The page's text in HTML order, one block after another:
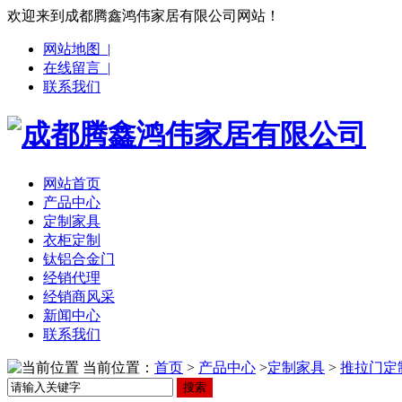
欢迎来到成都腾鑫鸿伟家居有限公司网站！
网站地图 |
在线留言 |
联系我们
网站首页
产品中心
定制家具
衣柜定制
钛铝合金门
经销代理
经销商风采
新闻中心
联系我们
当前位置： 首页 > 产品中心 >定制家具 > 推拉门定
搜索